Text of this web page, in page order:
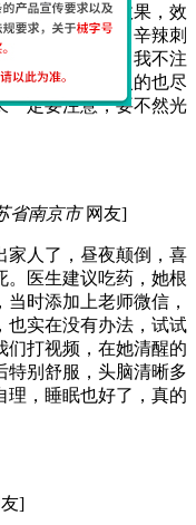
能看到明显的效果，效
子注意，油炸、辛辣刺
了会加重症状！我不注
及牛羊肉等上火的也尽
一定要注意，要不然光
省南京市网友]
家人了，昼夜颠倒，喜
。医生建议吃药，她根
时添加上老师微信，
也实在没有办法，试试
们打视频，在她清醒的
特别舒服，头脑清晰多
理，睡眠也好了，真的
]